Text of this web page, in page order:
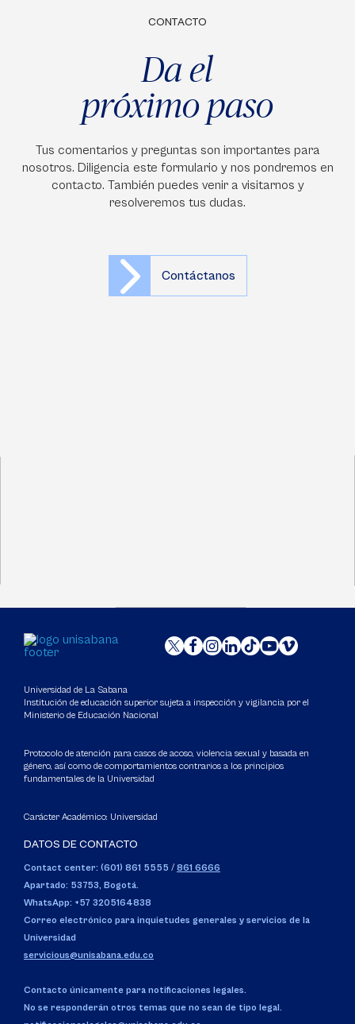
CONTACTO
Da el
próximo paso
Tus comentarios y preguntas son importantes para
nosotros. Diligencia este formulario y nos pondremos en
contacto. También puedes venir a visitarnos y
resolveremos tus dudas.
Contáctanos
Universidad de La Sabana
Institución de educación superior sujeta a inspección y vigilancia por el
Ministerio de Educación Nacional
Protocolo de atención para casos de acoso, violencia sexual y basada en
género, así como de comportamientos contrarios a los principios
fundamentales de la Universidad
Carácter Académico: Universidad
DATOS DE CONTACTO
Contact center: (601) 861 5555 / 861 6666
Apartado: 53753, Bogotá.
WhatsApp: +57 3205164838
Correo electrónico para inquietudes generales y servicios de la
Universidad
servicious@unisabana.edu.co
Contacto únicamente para notificaciones legales.
No se responderán otros temas que no sean de tipo legal.